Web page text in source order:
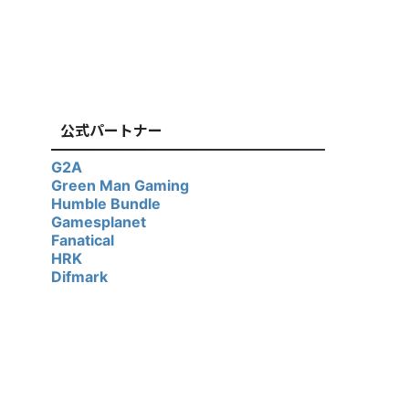
公式パートナー
G2A
Green Man Gaming
Humble Bundle
Gamesplanet
Fanatical
HRK
Difmark